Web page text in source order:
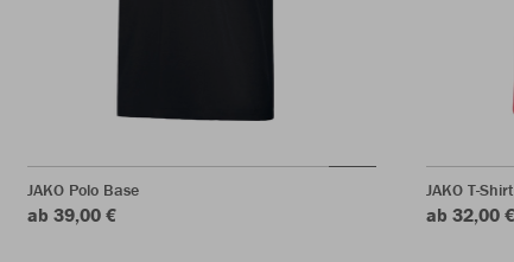
JAKO Polo Base
ab 39,00 €
JAKO T-
ab 32,00 €